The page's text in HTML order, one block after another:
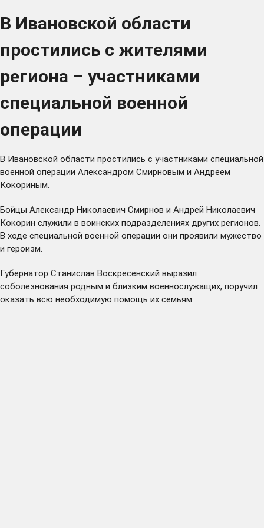
В Ивановской области
простились с жителями
региона – участниками
специальной военной
операции
В Ивановской области простились с участниками специальной
военной операции Александром Смирновым и Андреем
Кокориным.
Бойцы Александр Николаевич Смирнов и Андрей Николаевич
Кокорин служили в воинских подразделениях других регионов.
В ходе специальной военной операции они проявили мужество
и героизм.
Губернатор Станислав Воскресенский выразил
соболезнования родным и близким военнослужащих, поручил
оказать всю необходимую помощь их семьям.